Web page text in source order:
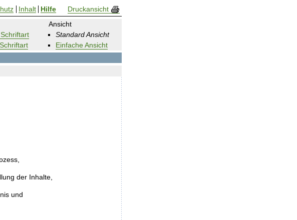
Ansicht
Standard Ansicht
Einfache Ansicht
der Inhalte,
und
Inhalt Hilfe Druckansicht